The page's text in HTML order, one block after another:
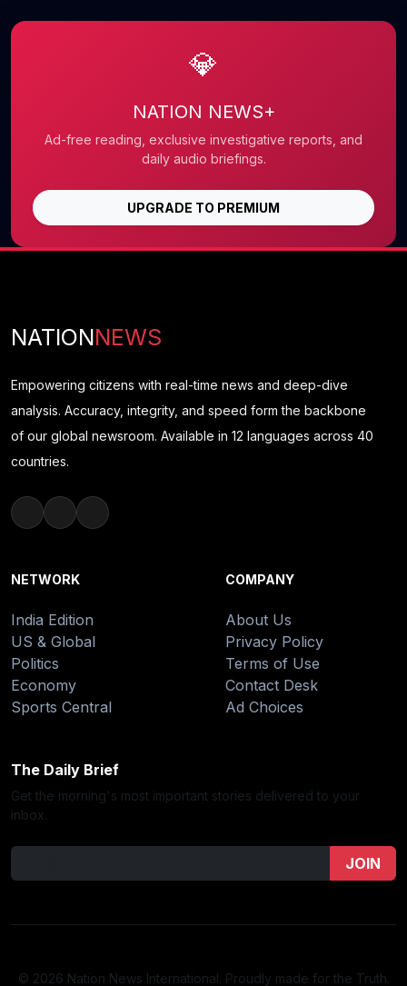
💎
NATION NEWS+
Ad-free reading, exclusive investigative reports, and
daily audio briefings.
UPGRADE TO PREMIUM
NATIONNEWS
Empowering citizens with real-time news and deep-dive
analysis. Accuracy, integrity, and speed form the backbone
of our global newsroom. Available in 12 languages across 40
countries.
NETWORK
India Edition
US & Global
Politics
Economy
Sports Central
COMPANY
About Us
Privacy Policy
Terms of Use
Contact Desk
Ad Choices
The Daily Brief
Get the morning's most important stories delivered to your
inbox.
JOIN
© 2026 Nation News International. Proudly made for the Truth.